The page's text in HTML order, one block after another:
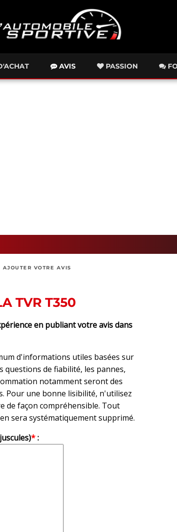
AVIS PASSION
AJOUTER VOTRE AVIS
TVR T350
en publiant votre avis dans
d'informations utiles basées sur
questions de fiabilité, les pannes,
notamment seront des
Pour une bonne lisibilité, n'utilisez
de façon compréhensible. Tout
sera systématiquement supprimé.
*: